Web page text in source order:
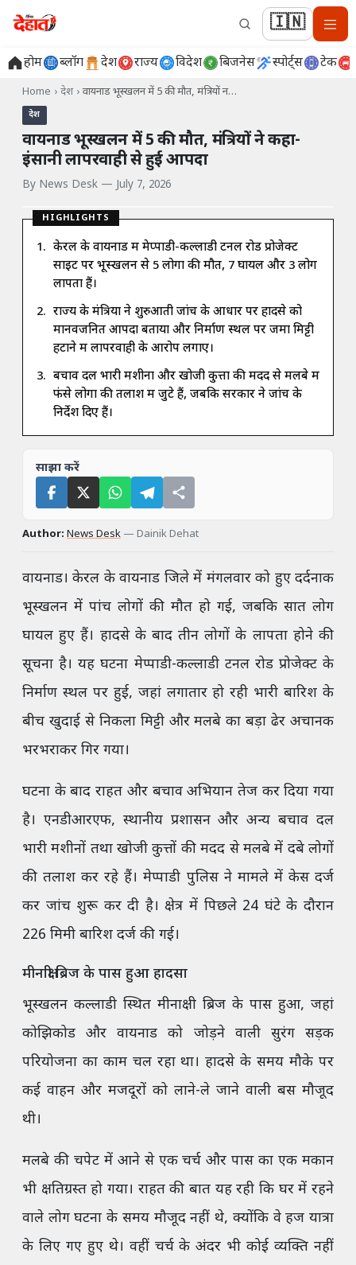
🇮🇳
होम ब्लॉग देश राज्य विदेश बिजनेस स्पोर्ट्स टेक
Home › देश › वायनाड भूस्खलन में 5 की मौत, मंत्रियों न…
देश
वायनाड भूस्खलन में 5 की मौत, मंत्रियों ने कहा-
इंसानी लापरवाही से हुई आपदा
By News Desk — July 7, 2026
HIGHLIGHTS
केरल के वायनाड में मेप्पाडी-कल्लाडी टनल रोड प्रोजेक्ट
साइट पर भूस्खलन से 5 लोगों की मौत, 7 घायल और 3 लोग
लापता हैं।
राज्य के मंत्रियों ने शुरुआती जांच के आधार पर हादसे को
मानवजनित आपदा बताया और निर्माण स्थल पर जमा मिट्टी
हटाने में लापरवाही के आरोप लगाए।
बचाव दल भारी मशीनों और खोजी कुत्तों की मदद से मलबे में
फंसे लोगों की तलाश में जुटे हैं, जबकि सरकार ने जांच के
निर्देश दिए हैं।
साझा करें
Author: News Desk — Dainik Dehat
वायनाड। केरल के वायनाड जिले में मंगलवार को हुए दर्दनाक
भूस्खलन में पांच लोगों की मौत हो गई, जबकि सात लोग
घायल हुए हैं। हादसे के बाद तीन लोगों के लापता होने की
सूचना है। यह घटना मेप्पाडी-कल्लाडी टनल रोड प्रोजेक्ट के
निर्माण स्थल पर हुई, जहां लगातार हो रही भारी बारिश के
बीच खुदाई से निकला मिट्टी और मलबे का बड़ा ढेर अचानक
भरभराकर गिर गया।
घटना के बाद राहत और बचाव अभियान तेज कर दिया गया
है। एनडीआरएफ, स्थानीय प्रशासन और अन्य बचाव दल
भारी मशीनों तथा खोजी कुत्तों की मदद से मलबे में दबे लोगों
की तलाश कर रहे हैं। मेप्पाडी पुलिस ने मामले में केस दर्ज
कर जांच शुरू कर दी है। क्षेत्र में पिछले 24 घंटे के दौरान
226 मिमी बारिश दर्ज की गई।
मीनाक्षी ब्रिज के पास हुआ हादसा
भूस्खलन कल्लाडी स्थित मीनाक्षी ब्रिज के पास हुआ, जहां
कोझिकोड और वायनाड को जोड़ने वाली सुरंग सड़क
परियोजना का काम चल रहा था। हादसे के समय मौके पर
कई वाहन और मजदूरों को लाने-ले जाने वाली बस मौजूद
थी।
मलबे की चपेट में आने से एक चर्च और पास का एक मकान
भी क्षतिग्रस्त हो गया। राहत की बात यह रही कि घर में रहने
वाले लोग घटना के समय मौजूद नहीं थे, क्योंकि वे हज यात्रा
के लिए गए हुए थे। वहीं चर्च के अंदर भी कोई व्यक्ति नहीं